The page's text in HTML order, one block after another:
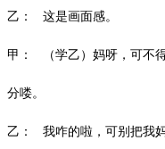
乙： 这是画面感。
甲： （学乙）妈呀，可不
分喽。
乙： 我咋的啦，可别把我